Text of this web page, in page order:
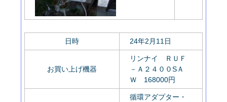
日時 24年2月11日
お買い上げ機器
リンナイ ＲＵＦ
－Ａ２４００SＡ
Ｗ 168000円
循環アダプター・